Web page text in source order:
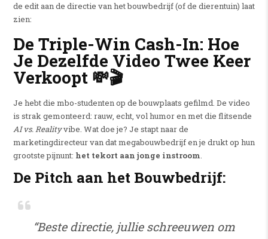
de edit aan de directie van het bouwbedrijf (of de dierentuin) laat
zien:
De Triple-Win Cash-In: Hoe
Je Dezelfde Video Twee Keer
Verkoopt 💸🎬
Je hebt die mbo-studenten op de bouwplaats gefilmd. De video
is strak gemonteerd: rauw, echt, vol humor en met die flitsende
AI vs. Realityvibe. Wat doe je? Je stapt naar de
marketingdirecteur van dat megabouwbedrijf en je drukt op hun
grootste pijnunt: het tekort aan jonge instroom.
De Pitch aan het Bouwbedrijf:
“Beste directie, jullie schreeuwen om